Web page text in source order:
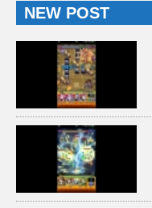
NEW POST